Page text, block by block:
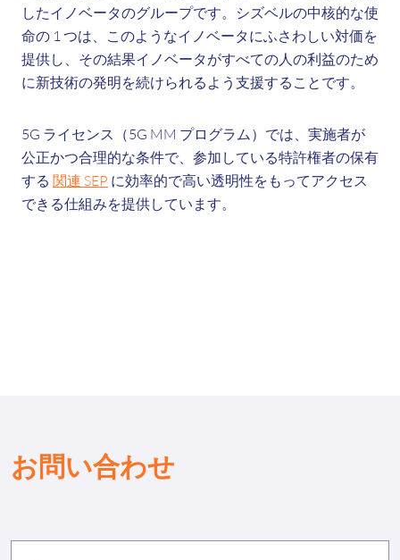
したイノベータのグループです。シズベルの中核的な使
命の 1 つは、このようなイノベータにふさわしい対価を
提供し、その結果イノベータがすべての人の利益のため
に新技術の発明を続けられるよう支援することです。
5G ライセンス（5G MM プログラム）では、実施者が
公正かつ合理的な条件で、参加している特許権者の保有
する 関連 SEP に効率的で高い透明性をもってアクセス
できる仕組みを提供しています。
お問い合わせ